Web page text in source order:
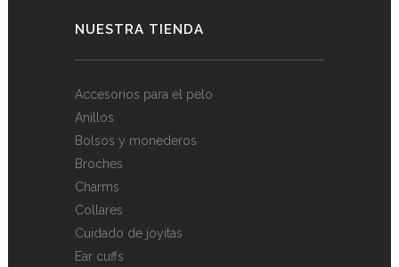
NUESTRA TIENDA
Accesorios para el pelo
Anillos
Bolsos y monederos
Broches
Charms
Collares
Cuidado de joyitas
Ear cuffs